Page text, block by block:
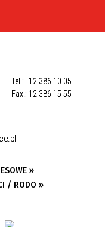
Tel.:
12 386 10 05
Fax.: 12 386 15 55
»
/ RODO »